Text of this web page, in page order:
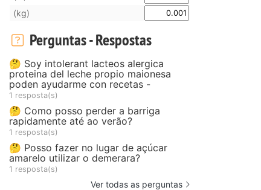
(kg)
Perguntas - Respostas
🤔 Soy intolerant lacteos alergica
proteina del leche propio maionesa
poden ayudarme con recetas -
1 resposta(s)
🤔 Como posso perder a barriga
rapidamente até ao verão?
1 resposta(s)
🤔 Posso fazer no lugar de açúcar
amarelo utilizar o demerara?
1 resposta(s)
Ver todas as perguntas